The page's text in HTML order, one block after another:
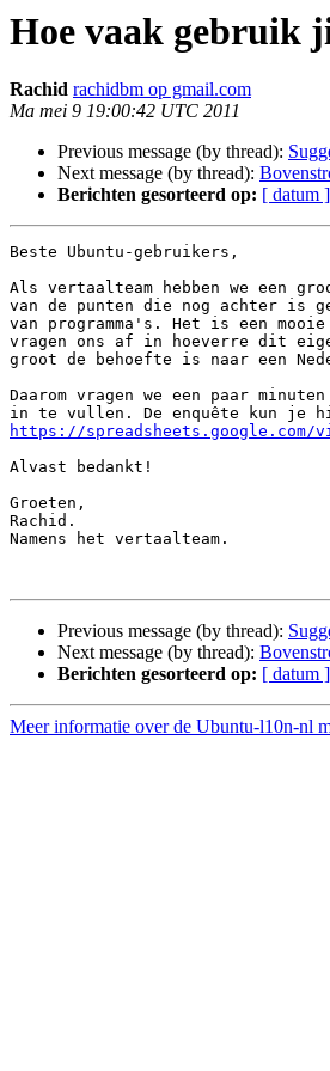
Hoe vaak gebruik
Rachid rachidbm op gmail.com
Ma mei 9 19:00:42 UTC 2011
Previous message (by thread):
Next message (by thread):
Berichten gesorteerd op: [ datum ]
Beste Ubuntu-gebruikers,
Als vertaalteam hebben we een
van de punten die nog achter is
van programma's. Het is een
vragen ons af in hoeverre dit
groot de behoefte is naar een
Daarom vragen we een paar
https://spreadsheets.google.com/
Alvast bedankt!
Groeten,
Rachid.
Namens het vertaalteam.
Previous message (by thread):
Next message (by thread):
Berichten gesorteerd op: [ datum ]
Meer informatie over de Ubuntu-l10n-nl